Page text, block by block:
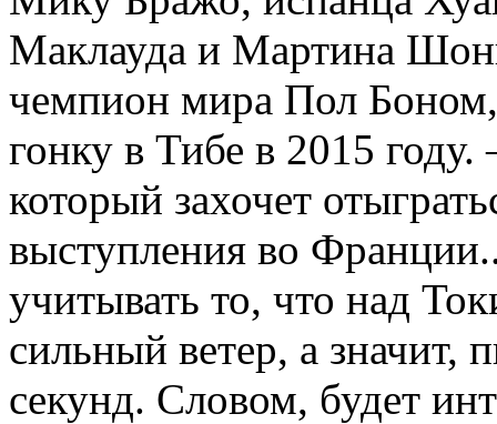
Маклауда и Мартина
чемпион мира Пол
гонку в Тибе в 2015
который захочет
выступления во
учитывать то, что над
сильный ветер, а значит,
секунд. Словом, будет